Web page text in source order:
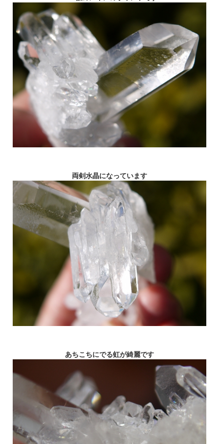
両剣水晶になっています
あちこちにでる虹が綺麗です